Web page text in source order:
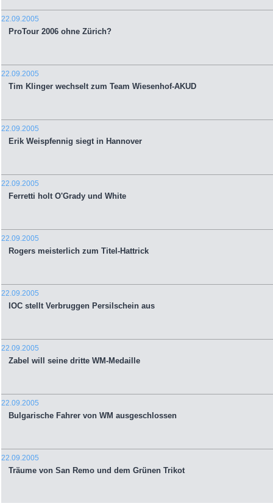
22.09.2005
ProTour 2006 ohne Zürich?
22.09.2005
Tim Klinger wechselt zum Team Wiesenhof-AKUD
22.09.2005
Erik Weispfennig siegt in Hannover
22.09.2005
Ferretti holt O'Grady und White
22.09.2005
Rogers meisterlich zum Titel-Hattrick
22.09.2005
IOC stellt Verbruggen Persilschein aus
22.09.2005
Zabel will seine dritte WM-Medaille
22.09.2005
Bulgarische Fahrer von WM ausgeschlossen
22.09.2005
Träume von San Remo und dem Grünen Trikot